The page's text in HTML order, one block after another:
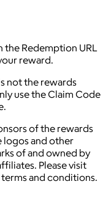
the Redemption URL
reward.
not the rewards
use the Claim Code
of the rewards
logos and other
of and owned by
Please visit
and conditions.